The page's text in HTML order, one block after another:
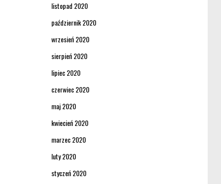
listopad 2020
październik 2020
wrzesień 2020
sierpień 2020
lipiec 2020
czerwiec 2020
maj 2020
kwiecień 2020
marzec 2020
luty 2020
styczeń 2020